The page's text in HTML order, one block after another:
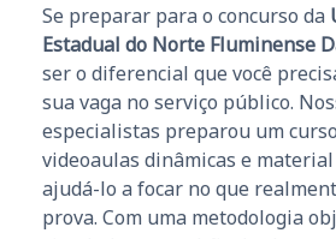
Se preparar para o concurso da
Estadual do Norte Fluminense
ser o diferencial que você
sua vaga no serviço público.
especialistas preparou um
videoaulas dinâmicas e
ajudá-lo a focar no que
prova. Com uma metodologia